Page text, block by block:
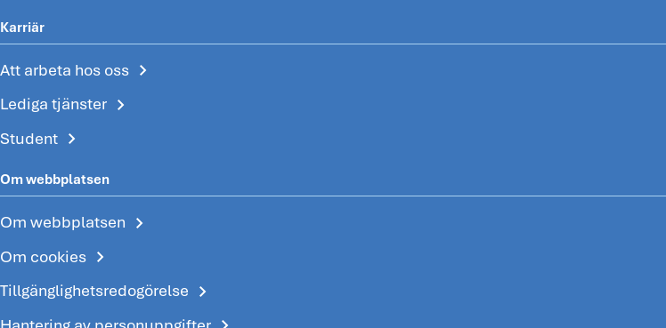
Karriär
Att arbeta hos oss chevron_right
Lediga tjänster chevron_right
Student chevron_right
Om webbplatsen
Om webbplatsen chevron_right
Om cookies chevron_right
Tillgänglighetsredogörelse chevron_right